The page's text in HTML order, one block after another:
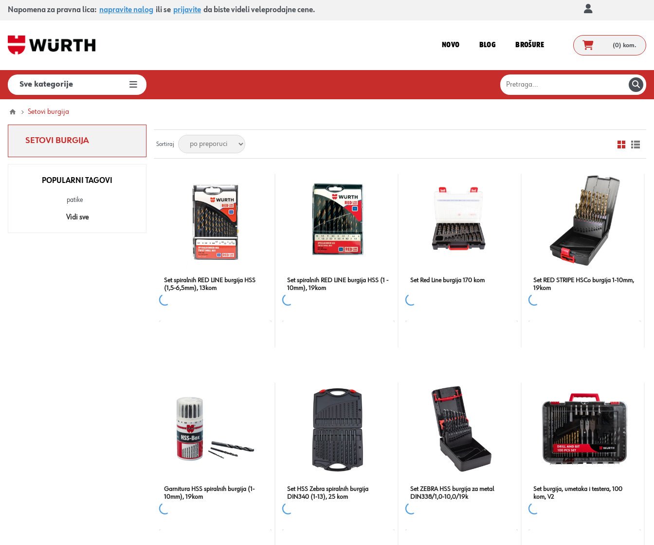
Napomena za pravna lica: napravite nalog ili se prijavite da biste videli veleprodajne cene.
NOVO BLOG BROŠURE (0) kom.
Sve kategorije
Setovi burgija
Sortiraj
Set spiralnih RED LINE burgija HSS
(1,5-6,5mm), 13kom
Set spiralnih RED LINE burgija HSS (1 -
10mm), 19kom
Set Red Line burgija 170 kom
Set RED STRIPE HSCo burgija 1-10mm,
19kom
Garnitura HSS spiralnih burgija (1-
10mm), 19kom
Set HSS Zebra spiralnih burgija
DIN340 (1-13), 25 kom
Set ZEBRA HSS burgija za metal
DIN338/1,0-10,0/19k
Set burgija, umetaka i testera, 100
kom, V2
SETOVI BURGIJA
POPULARNI TAGOVI
patike
Vidi sve